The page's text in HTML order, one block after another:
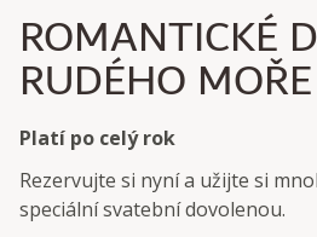
ROMANTICKÉ
RUDÉHO MOŘE
Platí po celý rok
Rezervujte si nyní a užijte si
speciální svatební dovolenou.